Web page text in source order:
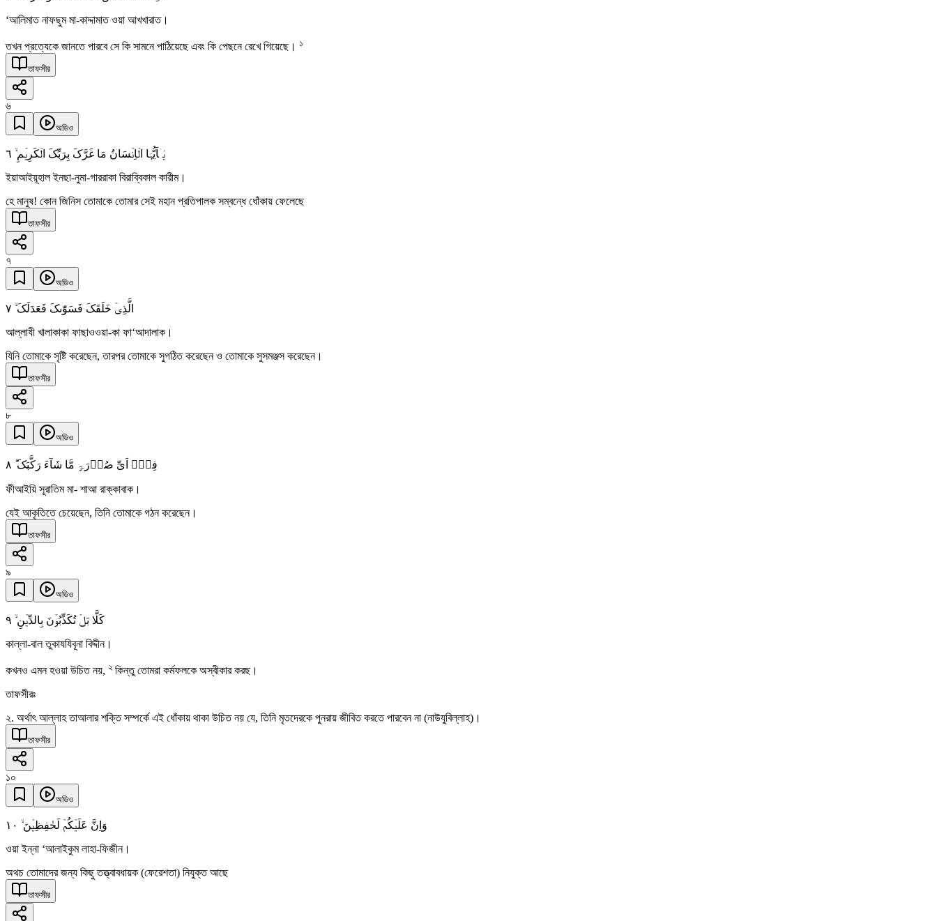
‘আলিমাত নাফছুম মা-কাদ্দামাত ওয়া আখখারাত।
তখন প্রত্যেকে জানতে পারবে সে কি সামনে পাঠিয়েছে এবং কি পেছনে রেখে গিয়েছে। ১
তাফসীর
৬
অডিও
یٰۤاَیُّہَا الۡاِنۡسَانُ مَا غَرَّکَ بِرَبِّکَ الۡکَرِیۡمِ ۙ ٦
ইয়াআইয়ূহাল ইনছা-নুমা-গাররাকা বিরাব্বিকাল কারীম।
হে মানুষ! কোন জিনিস তোমাকে তোমার সেই মহান প্রতিপালক সম্বন্ধে ধোঁকায় ফেলেছে
তাফসীর
৭
অডিও
الَّذِیۡ خَلَقَکَ فَسَوّٰىکَ فَعَدَلَکَ ۙ ٧
আল্লাযী খালাকাকা ফাছাওওয়া-কা ফা‘আদালাক।
যিনি তোমাকে সৃষ্টি করেছেন, তারপর তোমাকে সুগঠিত করেছেন ও তোমাকে সুসমঞ্জস করেছেন।
তাফসীর
৮
অডিও
فِیۡۤ اَیِّ صُوۡرَۃٍ مَّا شَآءَ رَکَّبَکَ ؕ ٨
ফীআইয়ি সূরাতিম মা- শাআ রাক্কাবাক।
যেই আকৃতিতে চেয়েছেন, তিনি তোমাকে গঠন করেছেন।
তাফসীর
৯
অডিও
کَلَّا بَلۡ تُکَذِّبُوۡنَ بِالدِّیۡنِ ۙ ٩
কাল্লা-বাল তুকাযযিবূনা বিদ্দীন।
কখনও এমন হওয়া উচিত নয়, ২ কিন্তু তোমরা কর্মফলকে অস্বীকার করছ।
তাফসীরঃ
২. অর্থাৎ আল্লাহ তাআলার শক্তি সম্পর্কে এই ধোঁকায় থাকা উচিত নয় যে, তিনি মৃতদেরকে পুনরায় জীবিত করতে পারবেন না (নাউযুবিল্লাহ)।
তাফসীর
১০
অডিও
وَاِنَّ عَلَیۡکُمۡ لَحٰفِظِیۡنَ ۙ ١۰
ওয়া ইন্না ‘আলাইকুম লাহা-ফিজীন।
অথচ তোমাদের জন্য কিছু তত্ত্বাবধায়ক (ফেরেশতা) নিযুক্ত আছে
তাফসীর